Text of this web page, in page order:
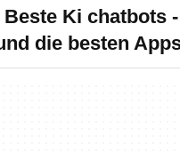
Ki chatbots
die besten